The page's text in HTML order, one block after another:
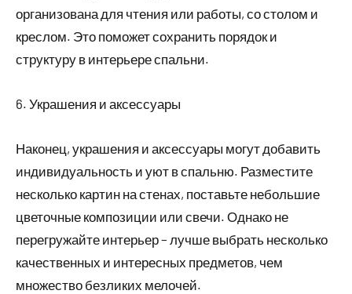
организована для чтения или работы, со столом и
креслом. Это поможет сохранить порядок и
структуру в интерьере спальни.
6. Украшения и аксессуары
Наконец, украшения и аксессуары могут добавить
индивидуальность и уют в спальню. Разместите
несколько картин на стенах, поставьте небольшие
цветочные композиции или свечи. Однако не
перегружайте интерьер – лучше выбрать несколько
качественных и интересных предметов, чем
множество безликих мелочей.